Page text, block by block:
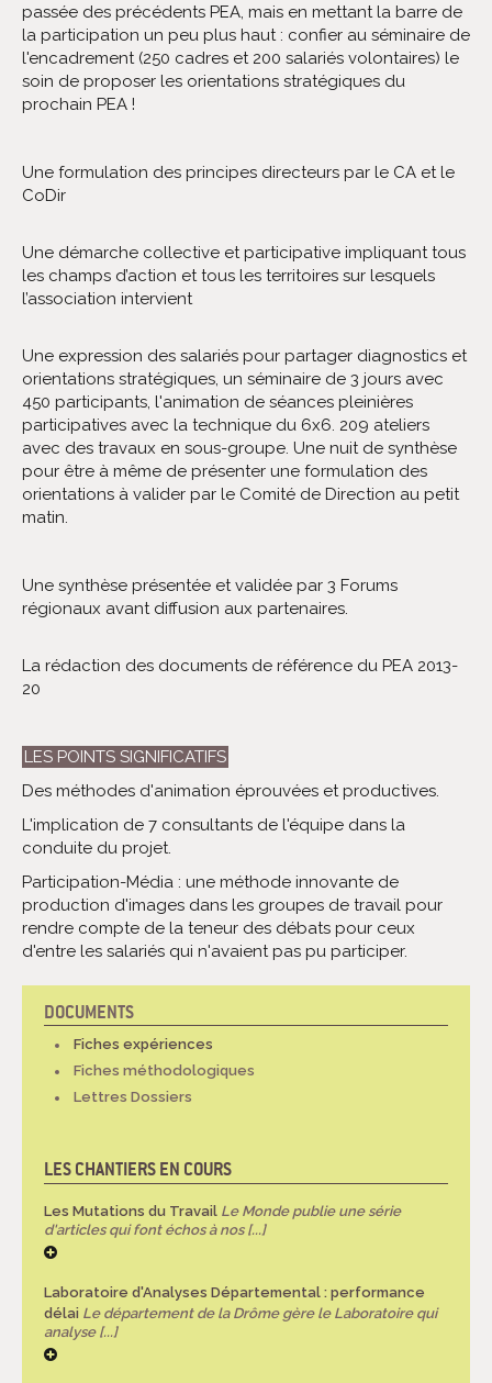
passée des précédents PEA, mais en mettant la barre de
la participation un peu plus haut : confier au séminaire de
l'encadrement (250 cadres et 200 salariés volontaires) le
soin de proposer les orientations stratégiques du
prochain PEA !
Une formulation des principes directeurs par le CA et le
CoDir
Une démarche collective et participative impliquant tous
les champs d’action et tous les territoires sur lesquels
l’association intervient
Une expression des salariés pour partager diagnostics et
orientations stratégiques, un séminaire de 3 jours avec
450 participants, l'animation de séances pleinières
participatives avec la technique du 6x6. 209 ateliers
avec des travaux en sous-groupe. Une nuit de synthèse
pour être à même de présenter une formulation des
orientations à valider par le Comité de Direction au petit
matin.
Une synthèse présentée et validée par 3 Forums
régionaux avant diffusion aux partenaires.
La rédaction des documents de référence du PEA 2013-
20
LES POINTS SIGNIFICATIFS
Des méthodes d'animation éprouvées et productives.
L'implication de 7 consultants de l'équipe dans la
conduite du projet.
Participation-Média : une méthode innovante de
production d'images dans les groupes de travail pour
rendre compte de la teneur des débats pour ceux
d'entre les salariés qui n'avaient pas pu participer.
NAVIGATION
DOCUMENTS
Fiches expériences
Fiches méthodologiques
Lettres Dossiers
LES CHANTIERS EN COURS
Les Mutations du Travail Le Monde publie une série
d'articles qui font échos à nos [...]
Laboratoire d'Analyses Départemental : performance
délai Le département de la Drôme gère le Laboratoire qui
analyse [...]